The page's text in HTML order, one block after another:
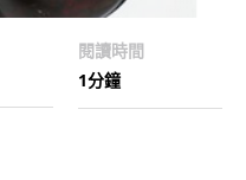
閱讀時間
1分鐘